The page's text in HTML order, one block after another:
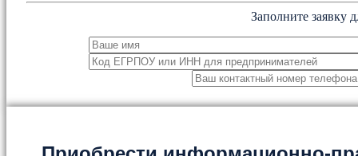
Заполните заявку